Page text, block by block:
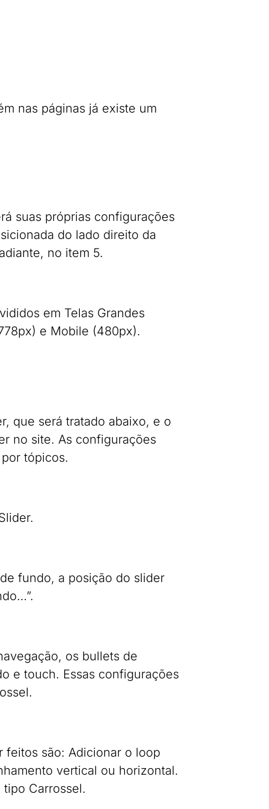
nas páginas já existe um
suas próprias configurações
do lado direito da
no item 5.
em Telas Grandes
e Mobile (480px).
que será tratado abaixo, e o
no site. As configurações
tópicos.
fundo, a posição do slider
os bullets de
e touch. Essas configurações
feitos são: Adicionar o loop
vertical ou horizontal.
Carrossel.